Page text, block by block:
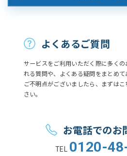
よくあるご質問
サービスをご利用いただく際に多くの
れる質問や、よくある疑問をまとめて
ご不明点がございましたら、まずは
さい。
お電話でのお
TEL 0120-